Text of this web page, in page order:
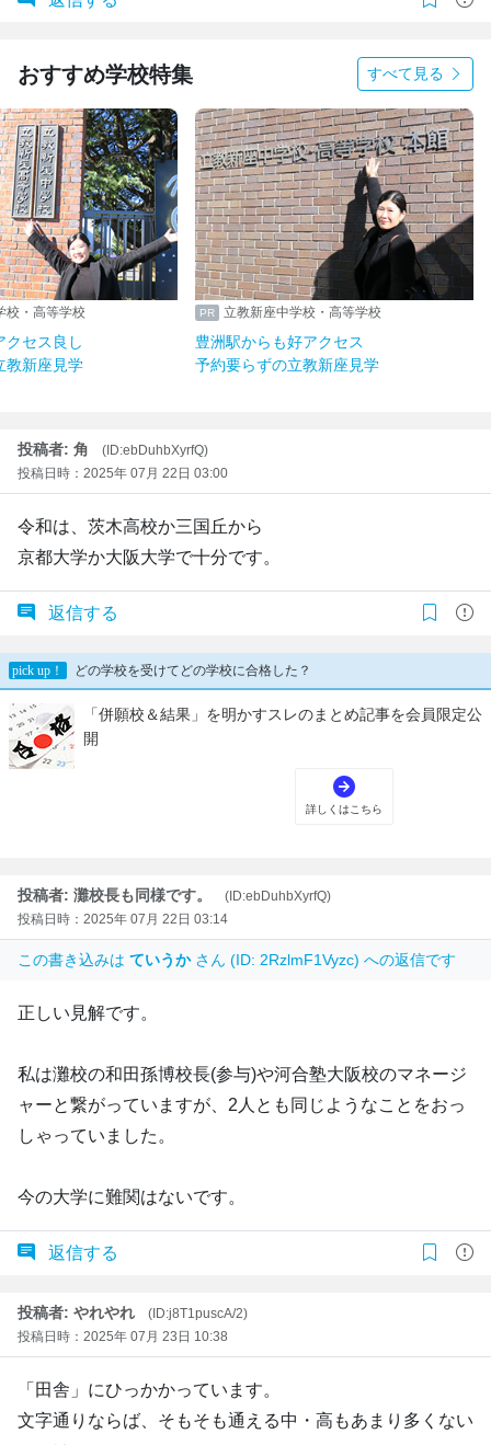
おすすめ学校特集 すべて見る
校・高等学校
クセス良し
教新座見学
立教新座中学校・高等学校
豊洲駅からも好アクセス
予約要らずの立教新座見学
投稿者: 角
(ID:ebDuhbXyrfQ)
投稿日時：2025年 07月 22日 03:00
令和は、茨木高校か三国丘から
京都大学か大阪大学で十分です。
返信する
投稿者: 灘校長も同様です。
(ID:ebDuhbXyrfQ)
投稿日時：2025年 07月 22日 03:14
この書き込みは ていうか さん (ID: 2RzlmF1Vyzc) への返信です
正しい見解です。
私は灘校の和田孫博校長(参与)や河合塾大阪校のマネージ
ャーと繋がっていますが、2人とも同じようなことをおっ
しゃっていました。
今の大学に難関はないです。
返信する
投稿者: やれやれ
(ID:j8T1puscA/2)
投稿日時：2025年 07月 23日 10:38
「田舎」にひっかかっています。
文字通りならば、そもそも通える中・高もあまり多くない